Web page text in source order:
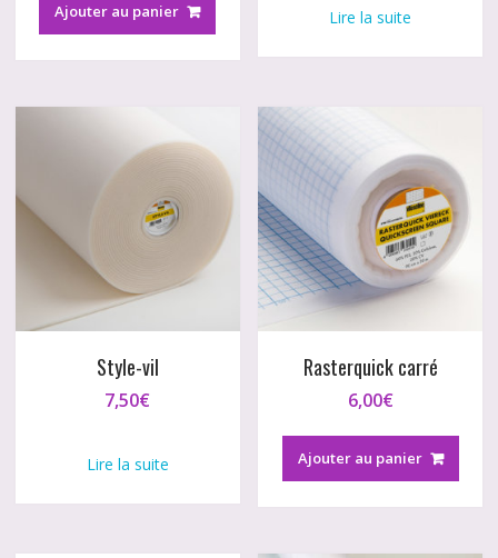
Ajouter au panier Lire la suite
Style-vil
7,50€
Lire la suite
Rasterquick carré
6,00€
Ajouter au panier